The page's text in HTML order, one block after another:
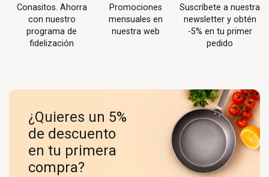
Conasitos. Ahorra
con nuestro
programa de
fidelización
Promociones
mensuales en
nuestra web
Suscríbete a nuestra
newsletter y obtén
-5% en tu primer
pedido
¿Quieres un 5%
de descuento
en tu primera
compra?